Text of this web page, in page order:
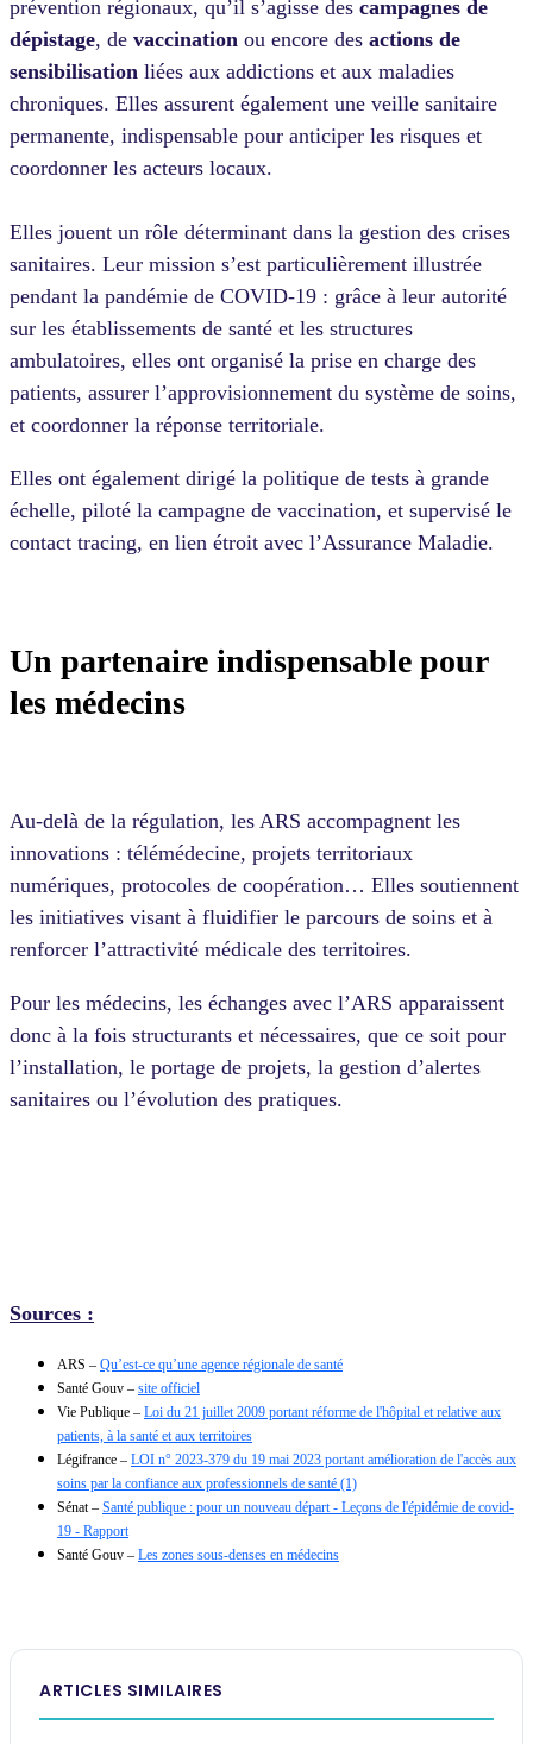
prévention régionaux, qu’il s’agisse des campagnes de
dépistage, de vaccination ou encore des actions de
sensibilisation liées aux addictions et aux maladies
chroniques. Elles assurent également une veille sanitaire
permanente, indispensable pour anticiper les risques et
coordonner les acteurs locaux.
Elles jouent un rôle déterminant dans la gestion des crises
sanitaires. Leur mission s’est particulièrement illustrée
pendant la pandémie de COVID-19 : grâce à leur autorité
sur les établissements de santé et les structures
ambulatoires, elles ont organisé la prise en charge des
patients, assurer l’approvisionnement du système de soins,
et coordonner la réponse territoriale.
Elles ont également dirigé la politique de tests à grande
échelle, piloté la campagne de vaccination, et supervisé le
contact tracing, en lien étroit avec l’Assurance Maladie.
Un partenaire indispensable pour
les médecins
Au-delà de la régulation, les ARS accompagnent les
innovations : télémédecine, projets territoriaux
numériques, protocoles de coopération… Elles soutiennent
les initiatives visant à fluidifier le parcours de soins et à
renforcer l’attractivité médicale des territoires.
Pour les médecins, les échanges avec l’ARS apparaissent
donc à la fois structurants et nécessaires, que ce soit pour
l’installation, le portage de projets, la gestion d’alertes
sanitaires ou l’évolution des pratiques.
Sources :
ARS – Qu’est-ce qu’une agence régionale de santé
Santé Gouv – site officiel
Vie Publique – Loi du 21 juillet 2009 portant réforme de l'hôpital et relative aux
patients, à la santé et aux territoires
Légifrance – LOI n° 2023-379 du 19 mai 2023 portant amélioration de l'accès aux
soins par la confiance aux professionnels de santé (1)
Sénat – Santé publique : pour un nouveau départ - Leçons de l'épidémie de covid-
19 - Rapport
Santé Gouv – Les zones sous-denses en médecins
ARTICLES SIMILAIRES